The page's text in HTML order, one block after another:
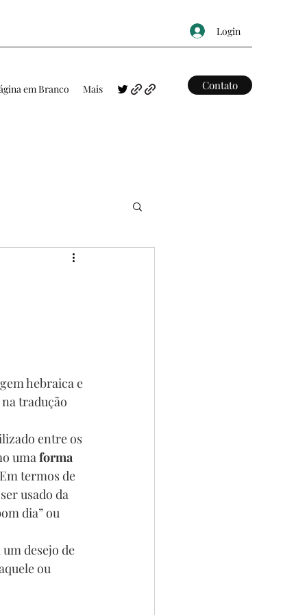
Login
em Branco Mais Contato
MAPAS
hebraica e
tradução
entre os
uma forma
termos de
usado da
dia” ou
desejo de
ou